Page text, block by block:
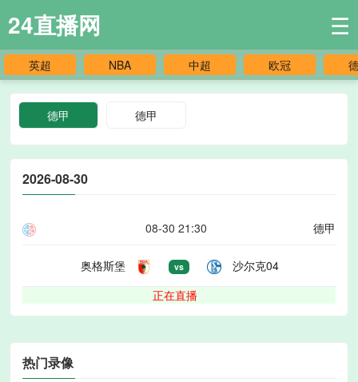
24直播网 ☰
英超 NBA 中超 欧冠
德甲 德甲
2026-08-30
08-30 21:30 德甲
奥格斯堡 vs
沙尔克04
正在直播
热门录像